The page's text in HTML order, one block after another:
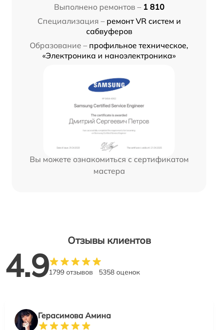
Выполнено ремонтов – 1 810
Специализация – ремонт VR систем и
сабвуферов
Образование – профильное техническое,
«Электроника и наноэлектроника»
Вы можете ознакомиться с сертификатом
мастера
Отзывы клиентов
4.91799 отзывов 5358 оценок
Герасимова Амина